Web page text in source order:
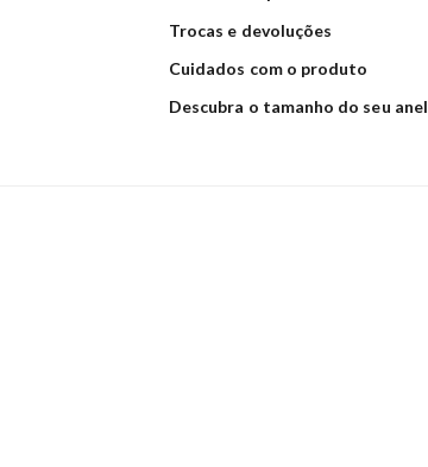
Trocas e devoluções
Cuidados com o produto
Descubra o tamanho do seu anel